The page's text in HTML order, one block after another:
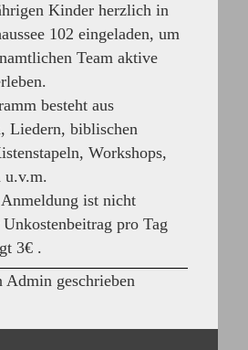
Kinder herzlich in
102 eingeladen, um
Team aktive
besteht aus
Liedern, biblischen
Workshops,
u.v.m.
ist nicht
pro Tag
3€ .
Admin geschrieben